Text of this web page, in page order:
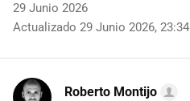
29 Junio 2026
Actualizado 29 Junio 2026, 23:34
Roberto Montijo